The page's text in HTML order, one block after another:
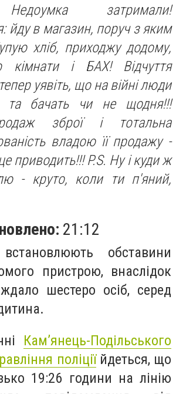
затримали!
йду в магазин, поруч з яким
хліб, приходжу додому,
кімнати і БАХ! Відчуття
уявіть, що на війні люди
та бачать чи не щодня!!!
зброї і тотальна
владою її продажу -
приводить!!! P.S. Ну і куди ж
- круто, коли ти п'яний,
21:12
встановлюють обставини
пристрою, внаслідок
шестеро осіб, серед
Кам’янець-Подільського
поліціїйдеться, що
19:26 години на лінію